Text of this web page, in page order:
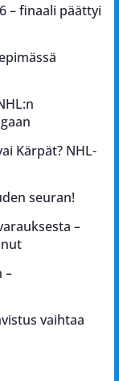
– finaali päättyi
Kärpät? NHL-
seuran!
–
–
vaihtaa